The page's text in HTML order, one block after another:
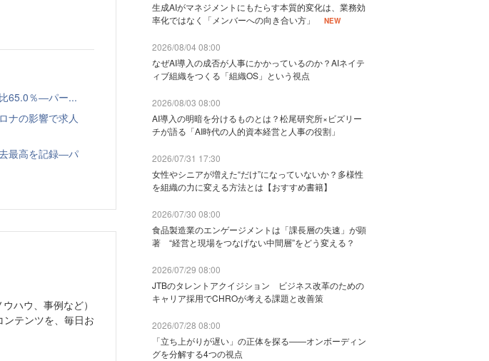
65.0％―パー...
ナの影響で求人
最高を記録―パ
ハウ、事例など）
テンツを、毎日お
生成AIがマネジメントにもたらす本質的変化は、業務効
率化ではなく「メンバーへの向き合い方」
NEW
2026/08/04 08:00
なぜAI導入の成否が人事にかかっているのか？AIネイテ
ィブ組織をつくる「組織OS」という視点
2026/08/03 08:00
AI導入の明暗を分けるものとは？松尾研究所×ビズリー
チが語る「AI時代の人的資本経営と人事の役割」
2026/07/31 17:30
女性やシニアが増えた“だけ”になっていないか？多様性
を組織の力に変える方法とは【おすすめ書籍】
2026/07/30 08:00
食品製造業のエンゲージメントは「課長層の失速」が顕
著 “経営と現場をつなげない中間層”をどう変える？
2026/07/29 08:00
JTBのタレントアクイジション ビジネス改革のための
キャリア採用でCHROが考える課題と改善策
2026/07/28 08:00
「立ち上がりが遅い」の正体を探る——オンボーディン
グを分解する4つの視点